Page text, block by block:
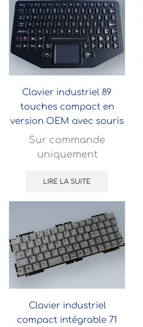
Clavier industriel 89
touches compact en
version OEM avec souris
Sur commande
uniquement
LIRE LA SUITE
Clavier industriel
compact intégrable 71